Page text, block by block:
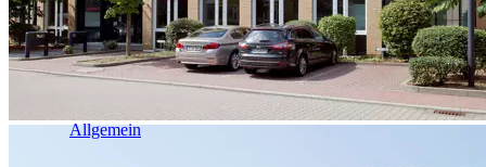
Industrie & Logistik
Allgemein